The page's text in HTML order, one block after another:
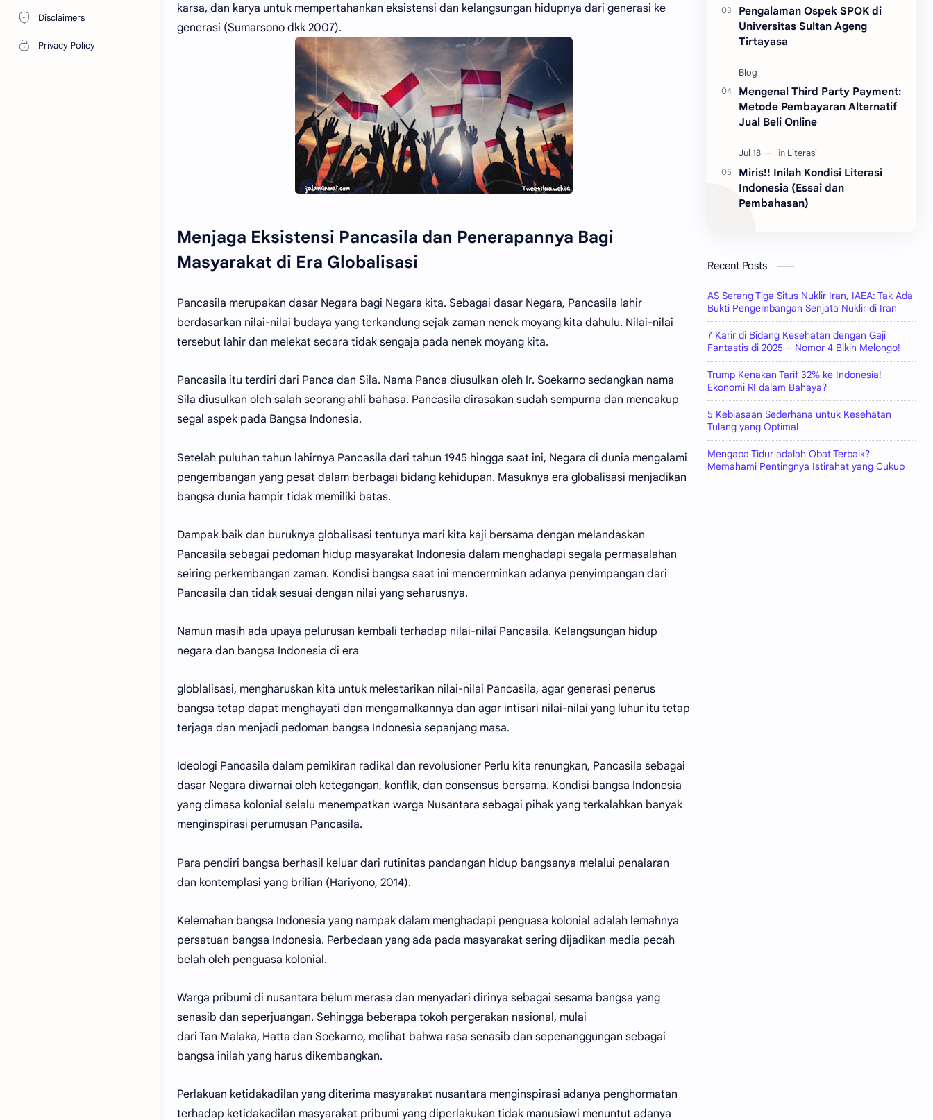
Disclaimers
Privacy Policy
karsa, dan karya untuk mempertahankan eksistensi dan kelangsungan hidupnya dari generasi ke
generasi (Sumarsono dkk 2007).
Menjaga Eksistensi Pancasila dan Penerapannya Bagi
Masyarakat di Era Globalisasi
Pancasila merupakan dasar Negara bagi Negara kita. Sebagai dasar Negara, Pancasila lahir
berdasarkan nilai-nilai budaya yang terkandung sejak zaman nenek moyang kita dahulu. Nilai-nilai
tersebut lahir dan melekat secara tidak sengaja pada nenek moyang kita.
Pancasila itu terdiri dari Panca dan Sila. Nama Panca diusulkan oleh Ir. Soekarno sedangkan nama
Sila diusulkan oleh salah seorang ahli bahasa. Pancasila dirasakan sudah sempurna dan mencakup
segal aspek pada Bangsa Indonesia.
Setelah puluhan tahun lahirnya Pancasila dari tahun 1945 hingga saat ini, Negara di dunia mengalami
pengembangan yang pesat dalam berbagai bidang kehidupan. Masuknya era globalisasi menjadikan
bangsa dunia hampir tidak memiliki batas.
Dampak baik dan buruknya globalisasi tentunya mari kita kaji bersama dengan melandaskan
Pancasila sebagai pedoman hidup masyarakat Indonesia dalam menghadapi segala permasalahan
seiring perkembangan zaman. Kondisi bangsa saat ini mencerminkan adanya penyimpangan dari
Pancasila dan tidak sesuai dengan nilai yang seharusnya.
Namun masih ada upaya pelurusan kembali terhadap nilai-nilai Pancasila. Kelangsungan hidup
negara dan bangsa Indonesia di era
globlalisasi, mengharuskan kita untuk melestarikan nilai-nilai Pancasila, agar generasi penerus
bangsa tetap dapat menghayati dan mengamalkannya dan agar intisari nilai-nilai yang luhur itu tetap
terjaga dan menjadi pedoman bangsa Indonesia sepanjang masa.
Ideologi Pancasila dalam pemikiran radikal dan revolusioner Perlu kita renungkan, Pancasila sebagai
dasar Negara diwarnai oleh ketegangan, konflik, dan consensus bersama. Kondisi bangsa Indonesia
yang dimasa kolonial selalu menempatkan warga Nusantara sebagai pihak yang terkalahkan banyak
menginspirasi perumusan Pancasila.
Para pendiri bangsa berhasil keluar dari rutinitas pandangan hidup bangsanya melalui penalaran
dan kontemplasi yang brilian (Hariyono, 2014).
Kelemahan bangsa Indonesia yang nampak dalam menghadapi penguasa kolonial adalah lemahnya
persatuan bangsa Indonesia. Perbedaan yang ada pada masyarakat sering dijadikan media pecah
belah oleh penguasa kolonial.
Warga pribumi di nusantara belum merasa dan menyadari dirinya sebagai sesama bangsa yang
senasib dan seperjuangan. Sehingga beberapa tokoh pergerakan nasional, mulai
dari Tan Malaka, Hatta dan Soekarno, melihat bahwa rasa senasib dan sepenanggungan sebagai
bangsa inilah yang harus dikembangkan.
Perlakuan ketidakadilan yang diterima masyarakat nusantara menginspirasi adanya penghormatan
terhadap ketidakadilan masyarakat pribumi yang diperlakukan tidak manusiawi menuntut adanya
Pengalaman Ospek SPOK di
Universitas Sultan Ageng
Tirtayasa
Mengenal Third Party Payment:
Metode Pembayaran Alternatif
Jual Beli Online
Miris!! Inilah Kondisi Literasi
Indonesia (Essai dan
Pembahasan)
Recent Posts
AS Serang Tiga Situs Nuklir Iran, IAEA: Tak Ada
Bukti Pengembangan Senjata Nuklir di Iran
7 Karir di Bidang Kesehatan dengan Gaji
Fantastis di 2025 – Nomor 4 Bikin Melongo!
Trump Kenakan Tarif 32% ke Indonesia!
Ekonomi RI dalam Bahaya?
5 Kebiasaan Sederhana untuk Kesehatan
Tulang yang Optimal
Mengapa Tidur adalah Obat Terbaik?
Memahami Pentingnya Istirahat yang Cukup